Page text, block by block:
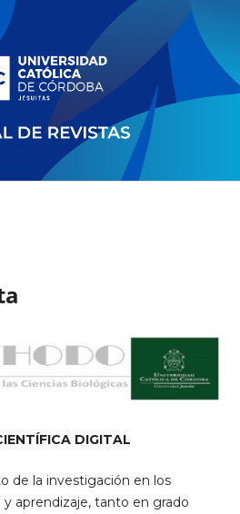
DIGITAL
de la investigación en los
aprendizaje, tanto en grado